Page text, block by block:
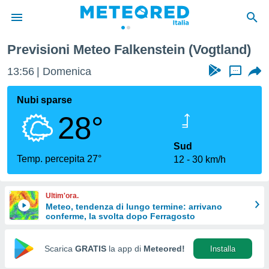
di
per
le
di
Web
Previsioni Meteo Falkenstein (Vogtland)
13:56 Domenica ...
Nubi sparse
28°
Temp. percepita 27°
Sud
12
30 km/h
Ultim'ora.
Meteo, tendenza di lungo termine: arrivano
conferme, la svolta dopo Ferragosto
Scarica GRATIS la app di Meteored! Installa